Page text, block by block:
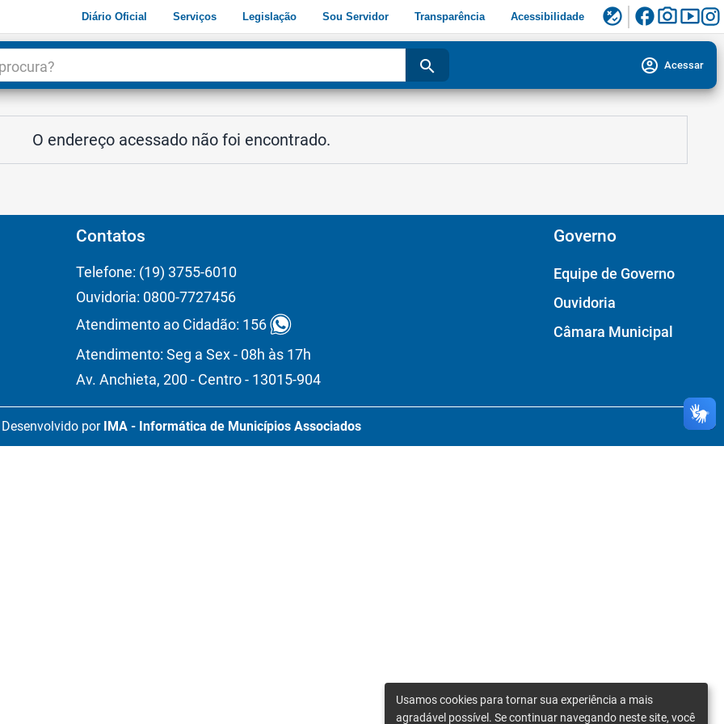
Diário Oficial Serviços Legislação Sou Servidor Transparência Acessibilidade flaky facebookphoto_camerasmart_display
search account_circle Acessar
O endereço acessado não foi encontrado.
Contatos
Telefone: (19) 3755-6010
Ouvidoria: 0800-7727456
Atendimento ao Cidadão: 156
Atendimento: Seg a Sex - 08h às 17h
Av. Anchieta, 200 - Centro - 13015-904
Governo
Equipe de Governo
Ouvidoria
Câmara Municipal
Desenvolvido por IMA - Informática de Municípios Associados
Usamos cookies para tornar sua experiência a mais
agradável possível. Se continuar navegando neste site, você